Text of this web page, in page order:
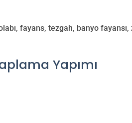
fayans, tezgah, banyo
Yapımı